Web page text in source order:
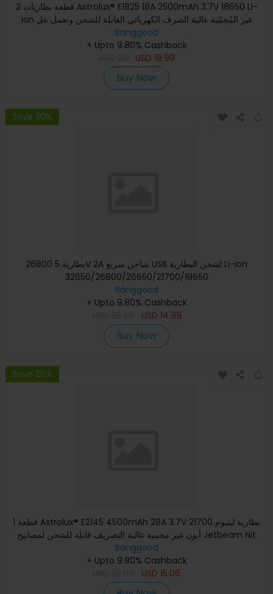
2 قطعة بطاريات Astrolux® E1825 18A 2500mAh 3.7V 18650 Li-
ion غير المُحِمّية عالية الصرف الكهربائي القابلة للشحن وتعمل عل
Banggood
+ Upto 9.80% Cashback
USD 19.99
Buy Now
Save 30%
26800 بطارية 5V 2A شاحن سريع USB لشحن البطارية Li-ion
32650/26800/26650/21700/18650
Banggood
+ Upto 9.80% Cashback
USD 14.99
Buy Now
Save 26%
1 قطعة Astrolux® E2145 4500mAh 28A 3.7V 21700 بطارية ليثيوم
أيون غير محمية عالية التصريف قابلة للشحن لمصابيح Jetbeam Nit
Banggood
+ Upto 9.80% Cashback
USD 15.06